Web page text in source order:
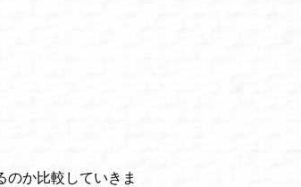
か比較していきま